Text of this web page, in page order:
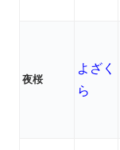
夜桜
よざく
ら